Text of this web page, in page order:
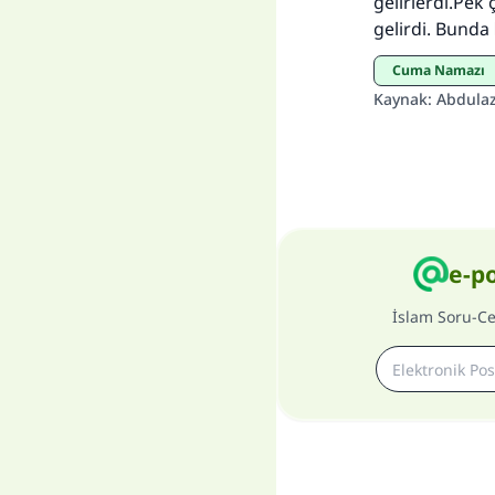
gelirdi. Bunda
Cuma Namazı
Kaynak:
e-
İslam Soru-